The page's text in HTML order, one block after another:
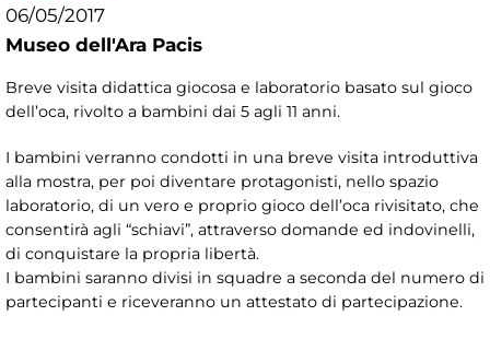
06/05/2017
Museo dell'Ara Pacis
Breve visita didattica giocosa e laboratorio basato sul gioco
dell’oca, rivolto a bambini dai 5 agli 11 anni.
I bambini verranno condotti in una breve visita introduttiva
alla mostra, per poi diventare protagonisti, nello spazio
laboratorio, di un vero e proprio gioco dell’oca rivisitato, che
consentirà agli “schiavi”, attraverso domande ed indovinelli,
di conquistare la propria libertà.
I bambini saranno divisi in squadre a seconda del numero di
partecipanti e riceveranno un attestato di partecipazione.